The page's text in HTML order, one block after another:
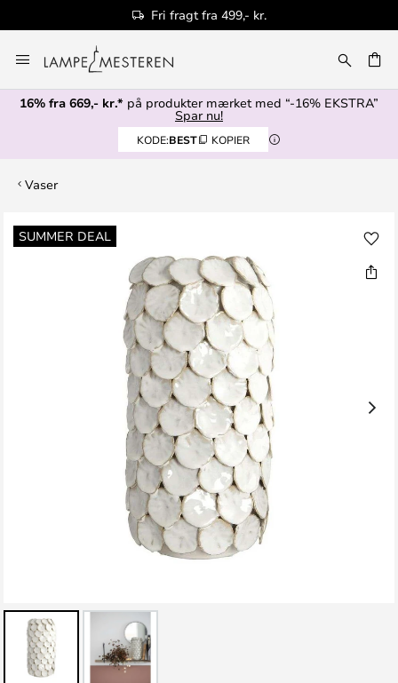
Fri fragt fra 499,- kr.
to
Content
16% fra 669,- kr.* på produkter mærket med “-16% EKSTRA”
Spar nu!
KODE:BEST KOPIER
Vaser
SUMMER DEAL
Gå
til